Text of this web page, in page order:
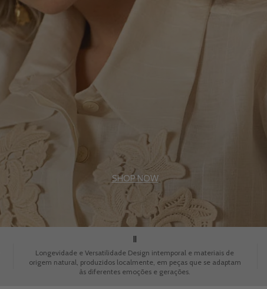
SHOP NOW
II
Longevidade e Versatilidade Design intemporal e materiais de
origem natural, produzidos localmente, em peças que se adaptam
às diferentes emoções e gerações.